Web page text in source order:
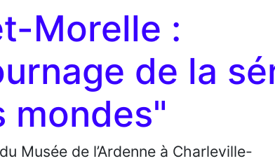
Morelle :
de la
mondes"
Musée de l’Ardenne à Charleville-